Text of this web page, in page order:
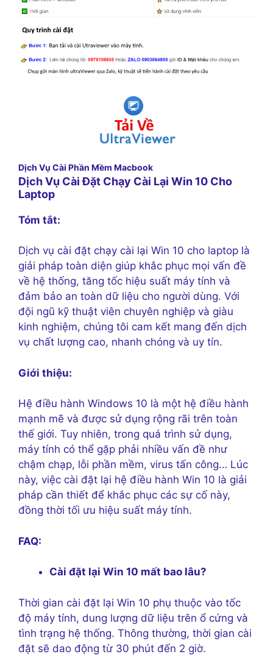
Dịch Vụ Cài Phần Mềm Macbook
Dịch Vụ Cài Đặt Chạy Cài Lại Win 10 Cho
Laptop
Tóm tắt:
Dịch vụ cài đặt chạy cài lại Win 10 cho laptop là
giải pháp toàn diện giúp khắc phục mọi vấn đề
về hệ thống, tăng tốc hiệu suất máy tính và
đảm bảo an toàn dữ liệu cho người dùng. Với
đội ngũ kỹ thuật viên chuyên nghiệp và giàu
kinh nghiệm, chúng tôi cam kết mang đến dịch
vụ chất lượng cao, nhanh chóng và uy tín.
Giới thiệu:
Hệ điều hành Windows 10 là một hệ điều hành
mạnh mẽ và được sử dụng rộng rãi trên toàn
thế giới. Tuy nhiên, trong quá trình sử dụng,
máy tính có thể gặp phải nhiều vấn đề như
chậm chạp, lỗi phần mềm, virus tấn công… Lúc
này, việc cài đặt lại hệ điều hành Win 10 là giải
pháp cần thiết để khắc phục các sự cố này,
đồng thời tối ưu hiệu suất máy tính.
FAQ:
Cài đặt lại Win 10 mất bao lâu?
Thời gian cài đặt lại Win 10 phụ thuộc vào tốc
độ máy tính, dung lượng dữ liệu trên ổ cứng và
tình trạng hệ thống. Thông thường, thời gian cài
đặt sẽ dao động từ 30 phút đến 2 giờ.